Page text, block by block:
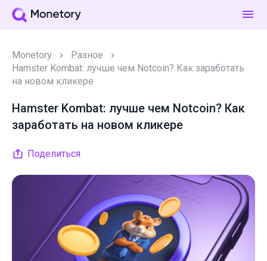
Monetory
Разное
Hamster Kombat: лучше чем Notcoin? Как заработать
на новом кликере
Hamster Kombat: лучше чем Notcoin? Как
заработать на новом кликере
Поделиться